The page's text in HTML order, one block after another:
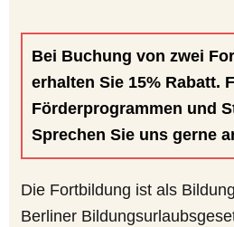
Bei Buchung von zwei
erhalten Sie 15% Rabatt.
Förderprogrammen und
Sprechen Sie uns gerne
Die Fortbildung ist als
Berliner